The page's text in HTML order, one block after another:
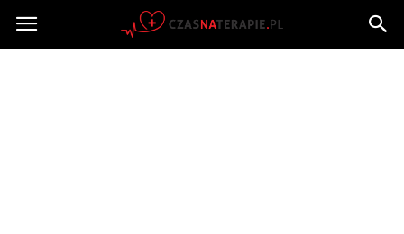
Czasnaterapie.pl